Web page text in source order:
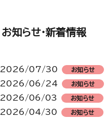
お知らせ・新着情報
2026/07/30 お知らせ
2026/06/24
お知らせ
2026/06/03
お知らせ
2026/04/30
お知らせ